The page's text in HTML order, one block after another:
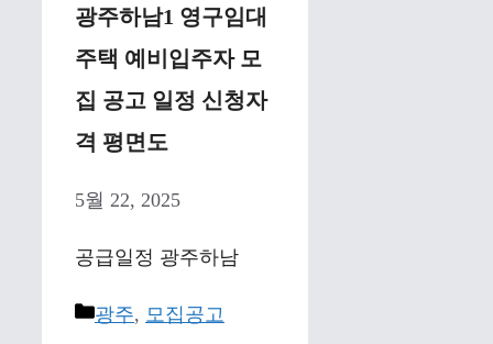
광주하남1 영구임대
주택 예비입주자 모
집 공고 일정 신청자
격 평면도
5월 22, 2025
공급일정 광주하남
Categories
광주, 모집공고